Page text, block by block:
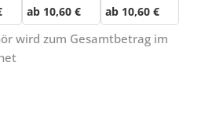
ab 10,60 € ab 10,60 €
wird zum Gesamtbetrag im